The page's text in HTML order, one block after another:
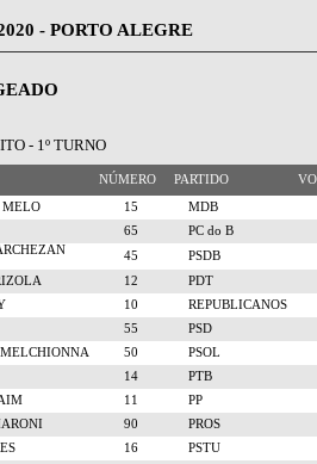
- PORTO ALEGRE
- 1º TURNO
NÚMERO PARTIDO
MELO 15
MDB
65
PC do B
45
PSDB
12
PDT
10
REPUBLICANOS
55
PSD
50
PSOL
14
PTB
11
PP
90
PROS
16
PSTU